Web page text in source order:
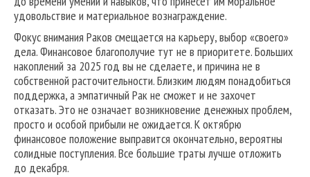
удовольствие и материальное вознаграждение.
Фокус внимания Раков смещается на карьеру, выбор «своего»
дела. Финансовое благополучие тут не в приоритете. Больших
накоплений за 2025 год вы не сделаете, и причина не в
собственной расточительности. Близким людям понадобиться
поддержка, а эмпатичный Рак не сможет и не захочет
отказать. Это не означает возникновение денежных проблем,
просто и особой прибыли не ожидается. К октябрю
финансовое положение выправится окончательно, вероятны
солидные поступления. Все большие траты лучше отложить
до декабря.